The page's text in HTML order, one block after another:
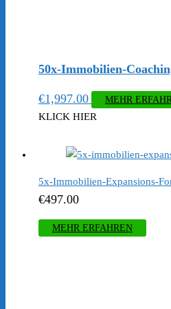
50x-Immobilien-
€1,997.00 MEHR
KLICK HIER
5x-Immobilien-Expansions-
€497.00
MEHR ERFAHREN